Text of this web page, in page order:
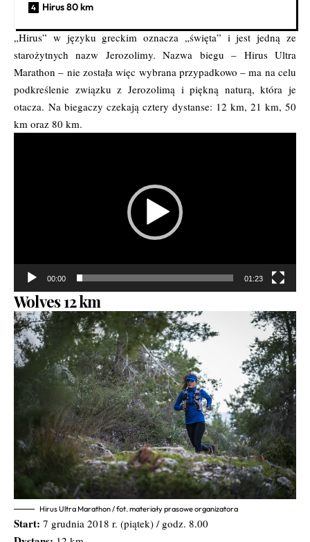
Hirus 80 km
„Hirus” w języku greckim oznacza „święta” i jest jedną ze
starożytnych nazw Jerozolimy. Nazwa biegu – Hirus Ultra
Marathon – nie została więc wybrana przypadkowo – ma na celu
podkreślenie związku z Jerozolimą i piękną naturą, która je
otacza. Na biegaczy czekają cztery dystanse: 12 km, 21 km, 50
km oraz 80 km.
00:00 01:23
Wolves 12 km
Hirus Ultra Marathon / fot. materiały prasowe organizatora
Start: 7 grudnia 2018 r. (piątek) / godz. 8.00